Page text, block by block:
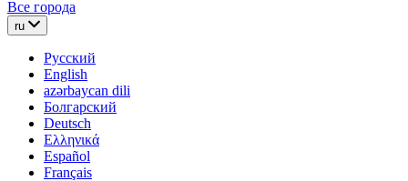
Все города
ru
Русский
English
azərbaycan dili
Болгарский
Deutsch
Ελληνικά
Español
Français